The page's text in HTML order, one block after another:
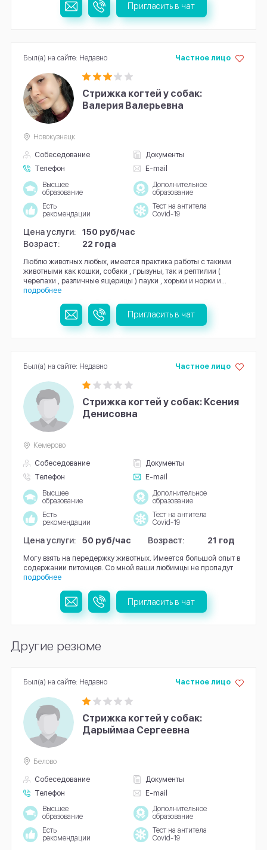
Пригласить в чат
Стрижка когтей у собак:
Валерия Валерьевна
Собеседование
Документы
Телефон
E-mail
Частное лицо
Новокузнецк
Высшее
образование
Дополнительное
образование
Есть
рекомендации
Тест на антитела
Covid-19
Цена услуги:
150 руб/час
Возраст:
22 года
Люблю животных любых, имеется практика работы с такими
животными как кошки, собаки , грызуны, так и рептилии (
черепахи , различные ящерицы ) пауки , хорьки и норки и...
подробнее
Был(а) на сайте: Недавно
Пригласить в чат
Стрижка когтей у собак: Ксения
Денисовна
Собеседование
Документы
Телефон
E-mail
Частное лицо
Кемерово
Высшее
образование
Дополнительное
образование
Есть
рекомендации
Тест на антитела
Covid-19
Цена услуги: 50 руб/час Возраст: 21 год
Могу взять на передержку животных. Имеется большой опыт в
содержании питомцев. Со мной ваши любимцы не пропадут
подробнее
Был(а) на сайте: Недавно
Пригласить в чат
Другие резюме
Стрижка когтей у собак:
Дарыймаа Сергеевна
Собеседование
Документы
Телефон
E-mail
Частное лицо
Белово
Высшее
образование
Дополнительное
образование
Есть
рекомендации
Тест на антитела
Covid-19
Был(а) на сайте: Недавно